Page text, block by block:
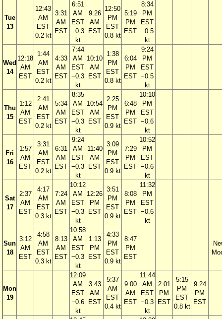
Tue
13
12:43
AM
EST
0.2 kt
3:31
AM
EST
6:51
AM
EST
−0.3
kt
9:26
AM
EST
12:50
PM
EST
0.8 kt
5:19
PM
EST
8:34
PM
EST
−0.5
kt
Wed
14
12:18
AM
EST
1:44
AM
EST
0.2 kt
4:33
AM
EST
7:44
AM
EST
−0.3
kt
10:10
AM
EST
1:38
PM
EST
0.8 kt
6:04
PM
EST
9:24
PM
EST
−0.5
kt
Thu
15
1:12
AM
EST
2:41
AM
EST
0.2 kt
5:34
AM
EST
8:35
AM
EST
−0.3
kt
10:54
AM
EST
2:25
PM
EST
0.9 kt
6:48
PM
EST
10:10
PM
EST
−0.6
kt
Fri
16
1:57
AM
EST
3:31
AM
EST
0.2 kt
6:31
AM
EST
9:24
AM
EST
−0.3
kt
11:40
AM
EST
3:09
PM
EST
0.9 kt
7:29
PM
EST
10:52
PM
EST
−0.6
kt
Sat
17
2:37
AM
EST
4:17
AM
EST
0.3 kt
7:24
AM
EST
10:12
AM
EST
−0.3
kt
12:26
PM
EST
3:51
PM
EST
0.9 kt
8:08
PM
EST
11:32
PM
EST
−0.6
kt
Sun
18
3:12
AM
EST
4:58
AM
EST
0.3 kt
8:13
AM
EST
10:58
AM
EST
−0.3
kt
1:13
PM
EST
4:33
PM
EST
0.9 kt
8:47
PM
EST
Mon
19
12:09
AM
EST
−0.6
kt
3:43
AM
EST
5:37
AM
EST
0.4 kt
9:00
AM
EST
11:44
AM
EST
−0.3
kt
2:01
PM
EST
5:15
PM
EST
0.8 kt
9:24
PM
EST